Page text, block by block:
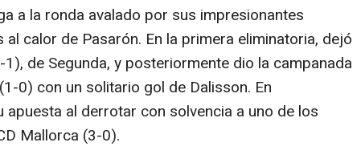
a la ronda avalado por sus impresionantes
calor de Pasarón. En la primera eliminatoria, dejó
de Segunda, y posteriormente dio la campanada
0) con un solitario gol de Dalisson. En
apuesta al derrotar con solvencia a uno de los
Mallorca (3-0).